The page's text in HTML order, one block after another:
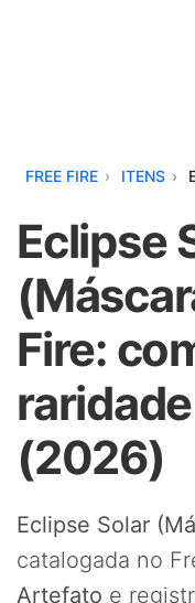
FREE FIRE ITENS
Eclipse
Fire:
(2026)
Eclipse Solar
catalogada no
Artefato e